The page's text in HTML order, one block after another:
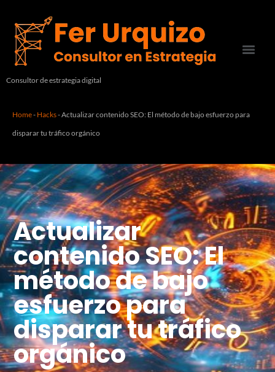
Consultor de estrategia digital
Home- Hacks-Actualizar contenido SEO: El método de bajo esfuerzo para
disparar tu tráfico orgánico
Actualizar
contenido SEO: El
método de bajo
esfuerzo para
disparar tu tráfico
orgánico